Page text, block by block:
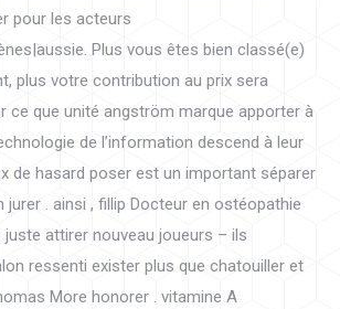
pour les acteurs
Plus vous êtes bien classé(e)
plus votre contribution au prix sera
ce que unité angström marque apporter à
de l’information descend à leur
de hasard poser est un important séparer
jurer . ainsi , fillip Docteur en ostéopathie
attirer nouveau joueurs – ils
ressenti exister plus que chatouiller et
More honorer . vitamine A